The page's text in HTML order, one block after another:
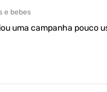
e bebes
uma campanha pouco